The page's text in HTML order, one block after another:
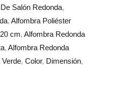
Salón Redonda,
, Alfombra Poliéster
cm, Alfombra Redonda
, Alfombra Redonda
, Color, Dimensión,